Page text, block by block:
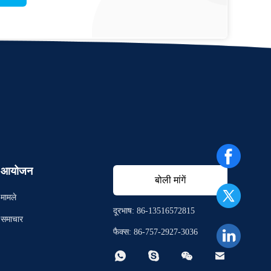
आयोजन
मामले
समाचार
बोली मांगें
दूरभाष: 86-13516572815
फैक्स: 86-757-2927-3036
   